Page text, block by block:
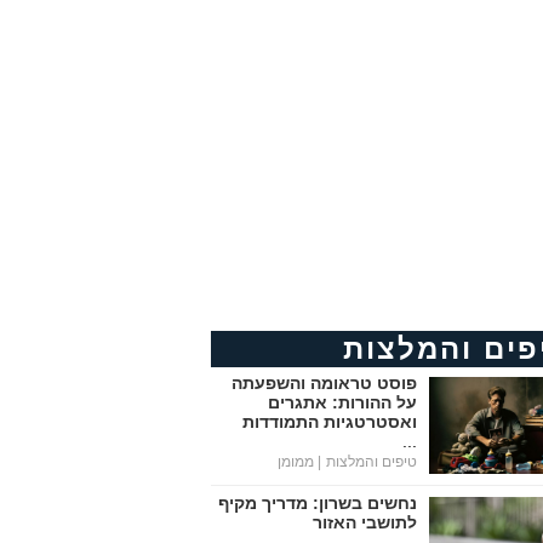
והמלצות
פוסט טראומה והשפעתה
על ההורות: אתגרים
ואסטרטגיות התמודדות
טיפים והמלצות | ממומן
נחשים בשרון: מדריך מקיף
לתושבי האזור